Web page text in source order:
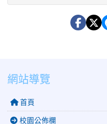
網站導覽
首頁
校園公佈欄